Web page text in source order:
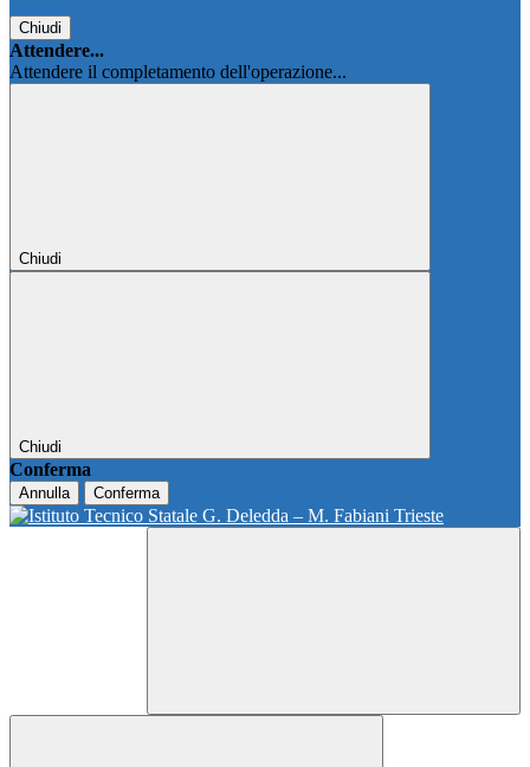
Chiudi
Attendere...
Attendere il completamento dell'operazione...
Chiudi
Chiudi
Conferma
Annulla Conferma